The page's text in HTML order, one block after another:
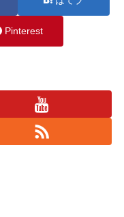
Pinterest